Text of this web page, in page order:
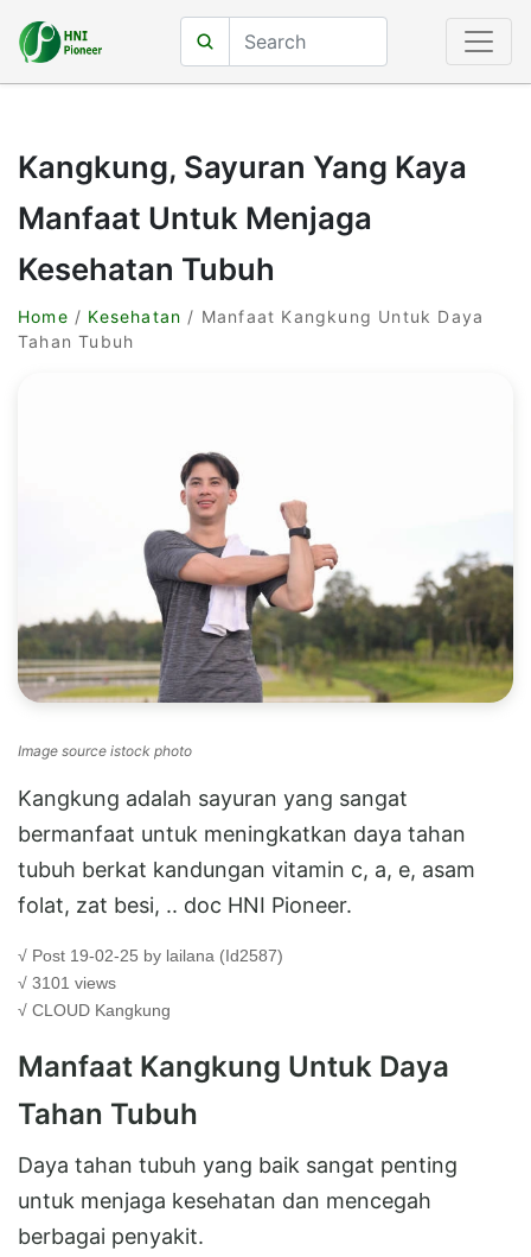
Kangkung, Sayuran Yang Kaya
Manfaat Untuk Menjaga
Kesehatan Tubuh
Home / Kesehatan / Manfaat Kangkung Untuk Daya
Tahan Tubuh
Image source istock photo
Kangkung adalah sayuran yang sangat
bermanfaat untuk meningkatkan daya tahan
tubuh berkat kandungan vitamin c, a, e, asam
folat, zat besi, .. doc HNI Pioneer.
√ Post 19-02-25 by lailana (Id2587)
√ 3101 views
√ CLOUD Kangkung
Manfaat Kangkung Untuk Daya
Tahan Tubuh
Daya tahan tubuh yang baik sangat penting
untuk menjaga kesehatan dan mencegah
berbagai penyakit.